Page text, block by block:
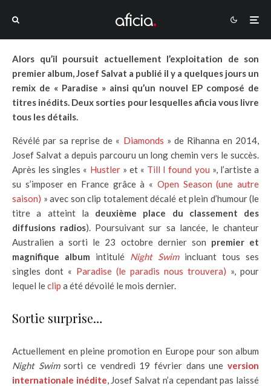
Alors qu’il poursuit actuellement l’exploitation de son
premier album, Josef Salvat a publié il y a quelques jours un
remix de « Paradise » ainsi qu’un nouvel EP composé de
titres inédits. Deux sorties pour lesquelles aficia vous livre
tous les détails.
Révélé par sa reprise de « Diamonds » de Rihanna en 2014,
Josef Salvat a depuis parcouru un long chemin vers le succès.
Après les singles « Hustler» et « Till I found you », l’artiste a
su s’imposer en France grâce à « Open Season (une autre
saison) » avec son clip totalement décalé et plein d’humour (le
titre a atteint la deuxième place du classement des
diffusions radios). Poursuivant sur sa lancée, le chanteur
Australien a sorti le 23 octobre dernier son premier et
magnifique album intitulé Night Swimincluant tous ses
singles dont « Paradise (le paradis nous trouvera) », pour
lequel leclip a été dévoilé le mois dernier.
Sortie surprise…
Actuellement en pleine promotion en Europe pour son album
Night Swimsorti ce vendredi 19 février dans uneversion
internationale inédite, Josef Salvat n’a cependant pas laissé